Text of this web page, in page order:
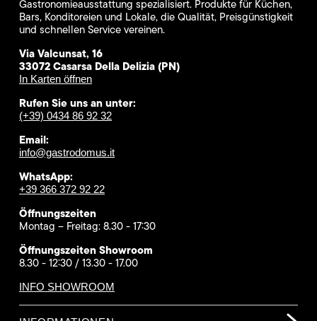
Gastronomieausstattung spezialisiert. Produkte für Küchen,
Bars, Konditoreien und Lokale, die Qualität, Preisgünstigkeit
und schnellen Service vereinen.
Via Valcunsat, 16
33072 Casarsa Della Delizia (PN)
In Karten öffnen
Rufen Sie uns an unter:
(+39) 0434 86 92 32
Email:
info@gastrodomus.it
WhatsApp:
+39 366 372 92 22
Öffnungszeiten
Montag – Freitag: 8.30 - 17:30
Öffnungszeiten Showroom
8.30 - 12:30 / 13.30 - 17.00
INFO SHOWROOM